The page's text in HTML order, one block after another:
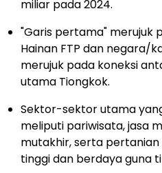
miliar pada 2024.
"Garis pertama" merujuk
Hainan FTP dan negara/
merujuk pada koneksi
utama Tiongkok.
Sektor-sektor utama
meliputi pariwisata, jasa
mutakhir, serta
tinggi dan berdaya guna